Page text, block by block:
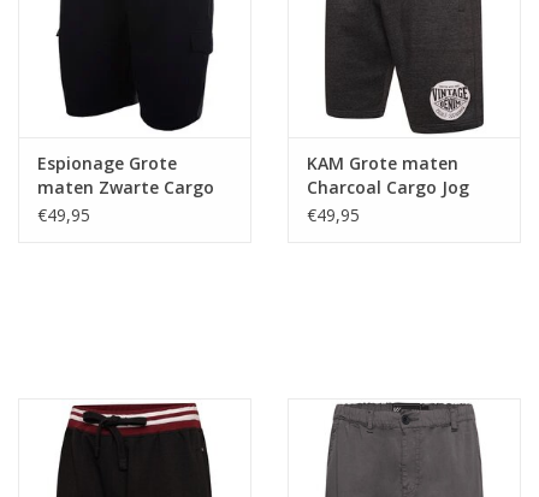
Espionage Grote
maten Zwarte Cargo
Joggingshort
€49,95
KAM Grote maten
Charcoal Cargo Jog
Short
€49,95